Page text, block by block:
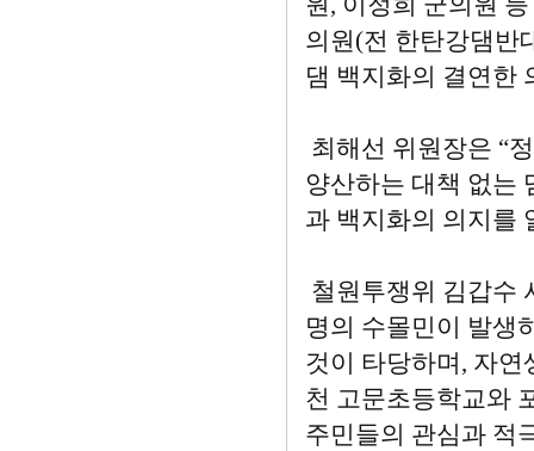
의원(전 한탄강댐반
댐 백지화의 결연한
최해선 위원장은 “
양산하는 대책 없는
과 백지화의 의지를
철원투쟁위 김갑수
명의 수몰민이 발생
것이 타당하며, 자
천 고문초등학교와
주민들의 관심과 적